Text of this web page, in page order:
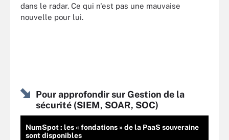
dans le radar. Ce qui n'est pas une mauvaise
nouvelle pour lui.
Pour approfondir sur Gestion de la
sécurité (SIEM, SOAR, SOC)
NumSpot : les « fondations » de la PaaS souveraine
sont disponibles